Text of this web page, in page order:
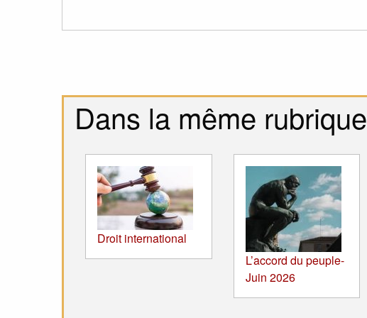
Dans la même rubrique
Droit international
L’accord du peuple-
Juin 2026